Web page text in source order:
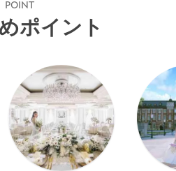
POINT
ポイント